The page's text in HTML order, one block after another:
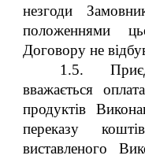
незгоди
положеннями
Договору не
1.5.
вважається
продуктів
переказу
виставленого